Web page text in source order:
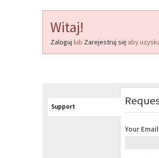
Witaj!
Zaloguj lub Zarejestruj się aby
Support
Your